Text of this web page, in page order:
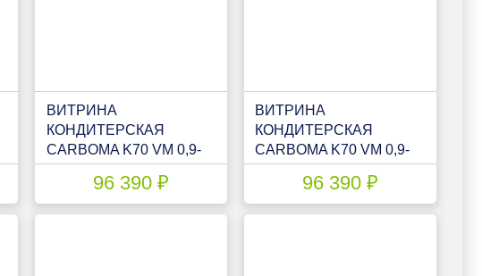
ВИТРИНА
КОНДИТЕРСКАЯ
CARBOMA K70 VM 0,9-
12 LIGHT (ВХСВ - 0,9Д
MINI)(1801937P)
96 390 ₽
ВИТРИНА
КОНДИТЕРСКАЯ
CARBOMA K70 VM 0,9-
12 LIGHT (ВХСВ-0,9Д
MINI ТЕХНО)(1801938P)
96 390 ₽